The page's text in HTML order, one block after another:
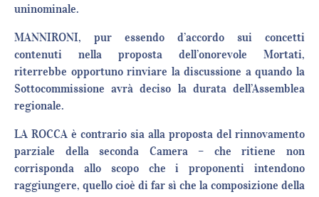
uninominale.
MANNIRONI, pur essendo d’accordo sui concetti
contenuti nella proposta dell’onorevole Mortati,
riterrebbe opportuno rinviare la discussione a quando la
Sottocommissione avrà deciso la durata dell’Assemblea
regionale.
LA ROCCA è contrario sia alla proposta del rinnovamento
parziale della seconda Camera – che ritiene non
corrisponda allo scopo che i proponenti intendono
raggiungere, quello cioè di far sì che la composizione della